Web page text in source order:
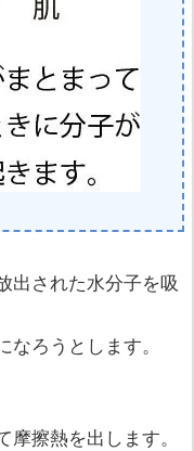
出された水分子を吸
ろうとします。
擦熱を出します。